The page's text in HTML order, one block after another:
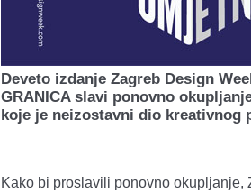
Deveto izdanje Zagreb Design
GRANICA slavi ponovno
koje je neizostavni dio kreativnog
Kako bi proslavili ponovno okupljanje,